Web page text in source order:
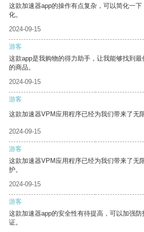
这款加速器app的操作有点复杂，可以简化一
化。
2024-09-15
游客
这款app是我购物的得力助手，让我能够找到
的商品。
2024-09-15
游客
这款加速器VPM应用程序已经为我们带来了无
2024-09-15
游客
这款加速器VPM应用程序已经为我们带来了无
护。
2024-09-15
游客
这款加速器app的安全性有待提高，可以加强
证。